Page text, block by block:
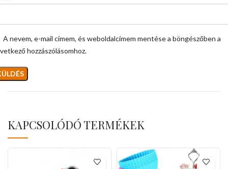
A nevem, e-mail címem, és weboldalcímem mentése a böngészőben a
hozzászólásomhoz.
KAPCSOLÓDÓ TERMÉKEK